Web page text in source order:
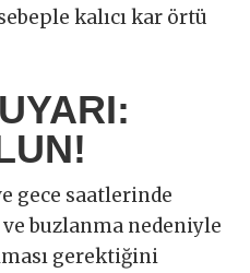
kalıcı kar örtü
gece saatlerinde
ve buzlanma nedeniyle
gerektiğini